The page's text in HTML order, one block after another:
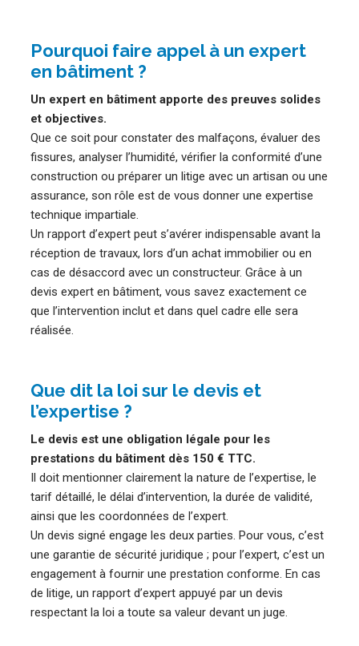
Pourquoi faire appel à un expert
en bâtiment ?
Un expert en bâtiment apporte des preuves solides
et objectives.
Que ce soit pour constater des malfaçons, évaluer des
fissures, analyser l’humidité, vérifier la conformité d’une
construction ou préparer un litige avec un artisan ou une
assurance, son rôle est de vous donner une expertise
technique impartiale.
Un rapport d’expert peut s’avérer indispensable avant la
réception de travaux, lors d’un achat immobilier ou en
cas de désaccord avec un constructeur. Grâce à un
devis expert en bâtiment, vous savez exactement ce
que l’intervention inclut et dans quel cadre elle sera
réalisée.
Que dit la loi sur le devis et
l’expertise ?
Le devis est une obligation légale pour les
prestations du bâtiment dès 150 € TTC.
Il doit mentionner clairement la nature de l’expertise, le
tarif détaillé, le délai d’intervention, la durée de validité,
ainsi que les coordonnées de l’expert.
Un devis signé engage les deux parties. Pour vous, c’est
une garantie de sécurité juridique ; pour l’expert, c’est un
engagement à fournir une prestation conforme. En cas
de litige, un rapport d’expert appuyé par un devis
respectant la loi a toute sa valeur devant un juge.